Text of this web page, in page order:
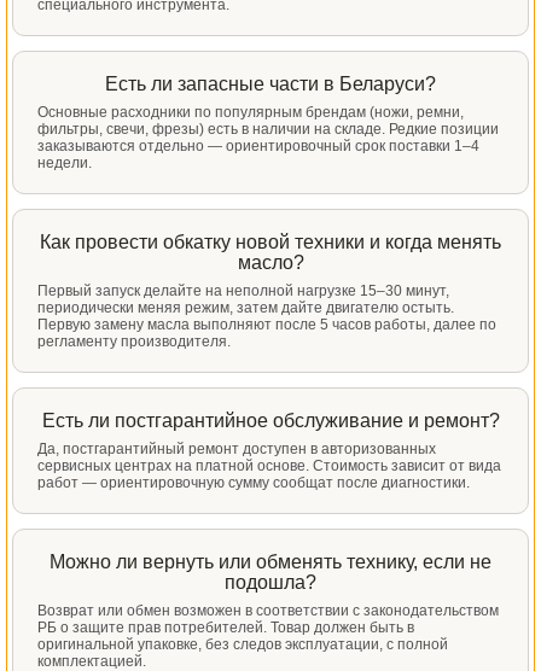
специального инструмента.
Есть ли запасные части в Беларуси?
Основные расходники по популярным брендам (ножи, ремни,
фильтры, свечи, фрезы) есть в наличии на складе. Редкие позиции
заказываются отдельно — ориентировочный срок поставки 1–4
недели.
Как провести обкатку новой техники и когда менять
масло?
Первый запуск делайте на неполной нагрузке 15–30 минут,
периодически меняя режим, затем дайте двигателю остыть.
Первую замену масла выполняют после 5 часов работы, далее по
регламенту производителя.
Есть ли постгарантийное обслуживание и ремонт?
Да, постгарантийный ремонт доступен в авторизованных
сервисных центрах на платной основе. Стоимость зависит от вида
работ — ориентировочную сумму сообщат после диагностики.
Можно ли вернуть или обменять технику, если не
подошла?
Возврат или обмен возможен в соответствии с законодательством
РБ о защите прав потребителей. Товар должен быть в
оригинальной упаковке, без следов эксплуатации, с полной
комплектацией.